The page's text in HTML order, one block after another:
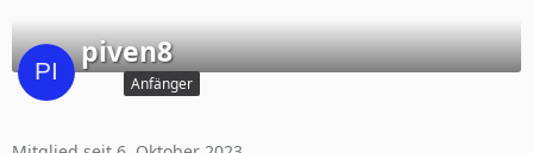
piven8
Anfänger